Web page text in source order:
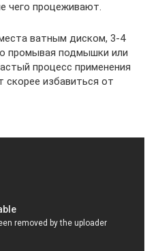
чего процеживают.
ватным диском, 3-4
промывая подмышки или
процесс применения
избавиться от